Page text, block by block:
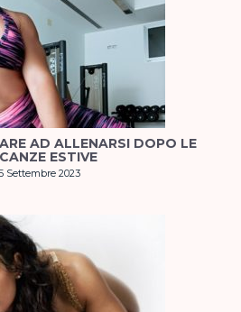
AD ALLENARSI DOPO LE
ESTIVE
Settembre 2023